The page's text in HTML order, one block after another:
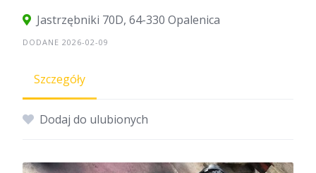
Jastrzębniki 70D, 64-330 Opalenica
DODANE 2026-02-09
Szczegóły
Dodaj do ulubionych